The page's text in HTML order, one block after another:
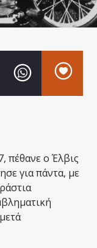
πέθανε ο Έλβις
για πάντα, με